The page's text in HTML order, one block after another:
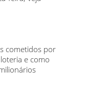
cometidos por
e como